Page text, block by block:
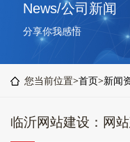
列
书
后
联
News/公司新闻
分享你我感悟
您当前位置>首页>新闻
临沂网站建设：网